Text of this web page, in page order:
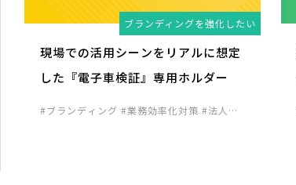
ブランディングを強化したい
現場での活用シーンをリアルに想定
した『電子車検証』専用ホルダー
#ブランディング #業務効率化対策 #法人向